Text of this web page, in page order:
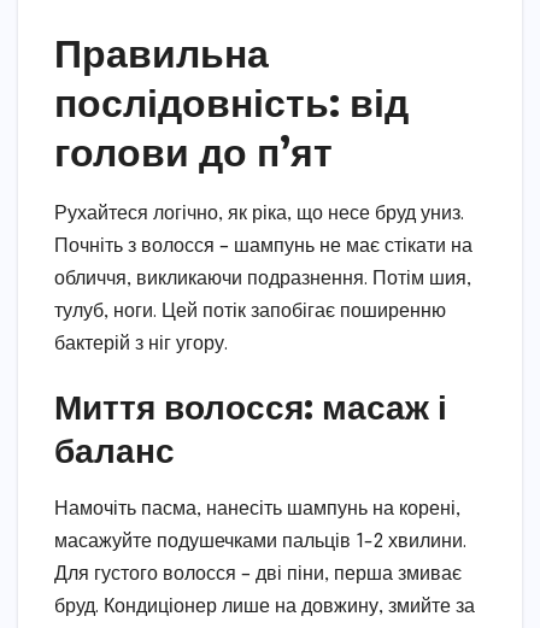
Правильна
послідовність: від
голови до п’ят
Рухайтеся логічно, як ріка, що несе бруд униз.
Почніть з волосся – шампунь не має стікати на
обличчя, викликаючи подразнення. Потім шия,
тулуб, ноги. Цей потік запобігає поширенню
бактерій з ніг угору.
Миття волосся: масаж і
баланс
Намочіть пасма, нанесіть шампунь на корені,
масажуйте подушечками пальців 1-2 хвилини.
Для густого волосся – дві піни, перша змиває
бруд. Кондиціонер лише на довжину, змийте за